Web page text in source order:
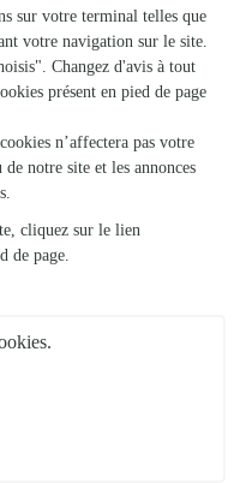
ou une plante à